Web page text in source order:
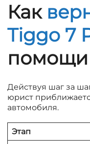
Как
Tiggo 7
помощи
Действуя шаг за
юрист
автомобиля.
Этап